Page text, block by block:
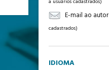
E-mail ao autor
cadastrados)
IDIOMA